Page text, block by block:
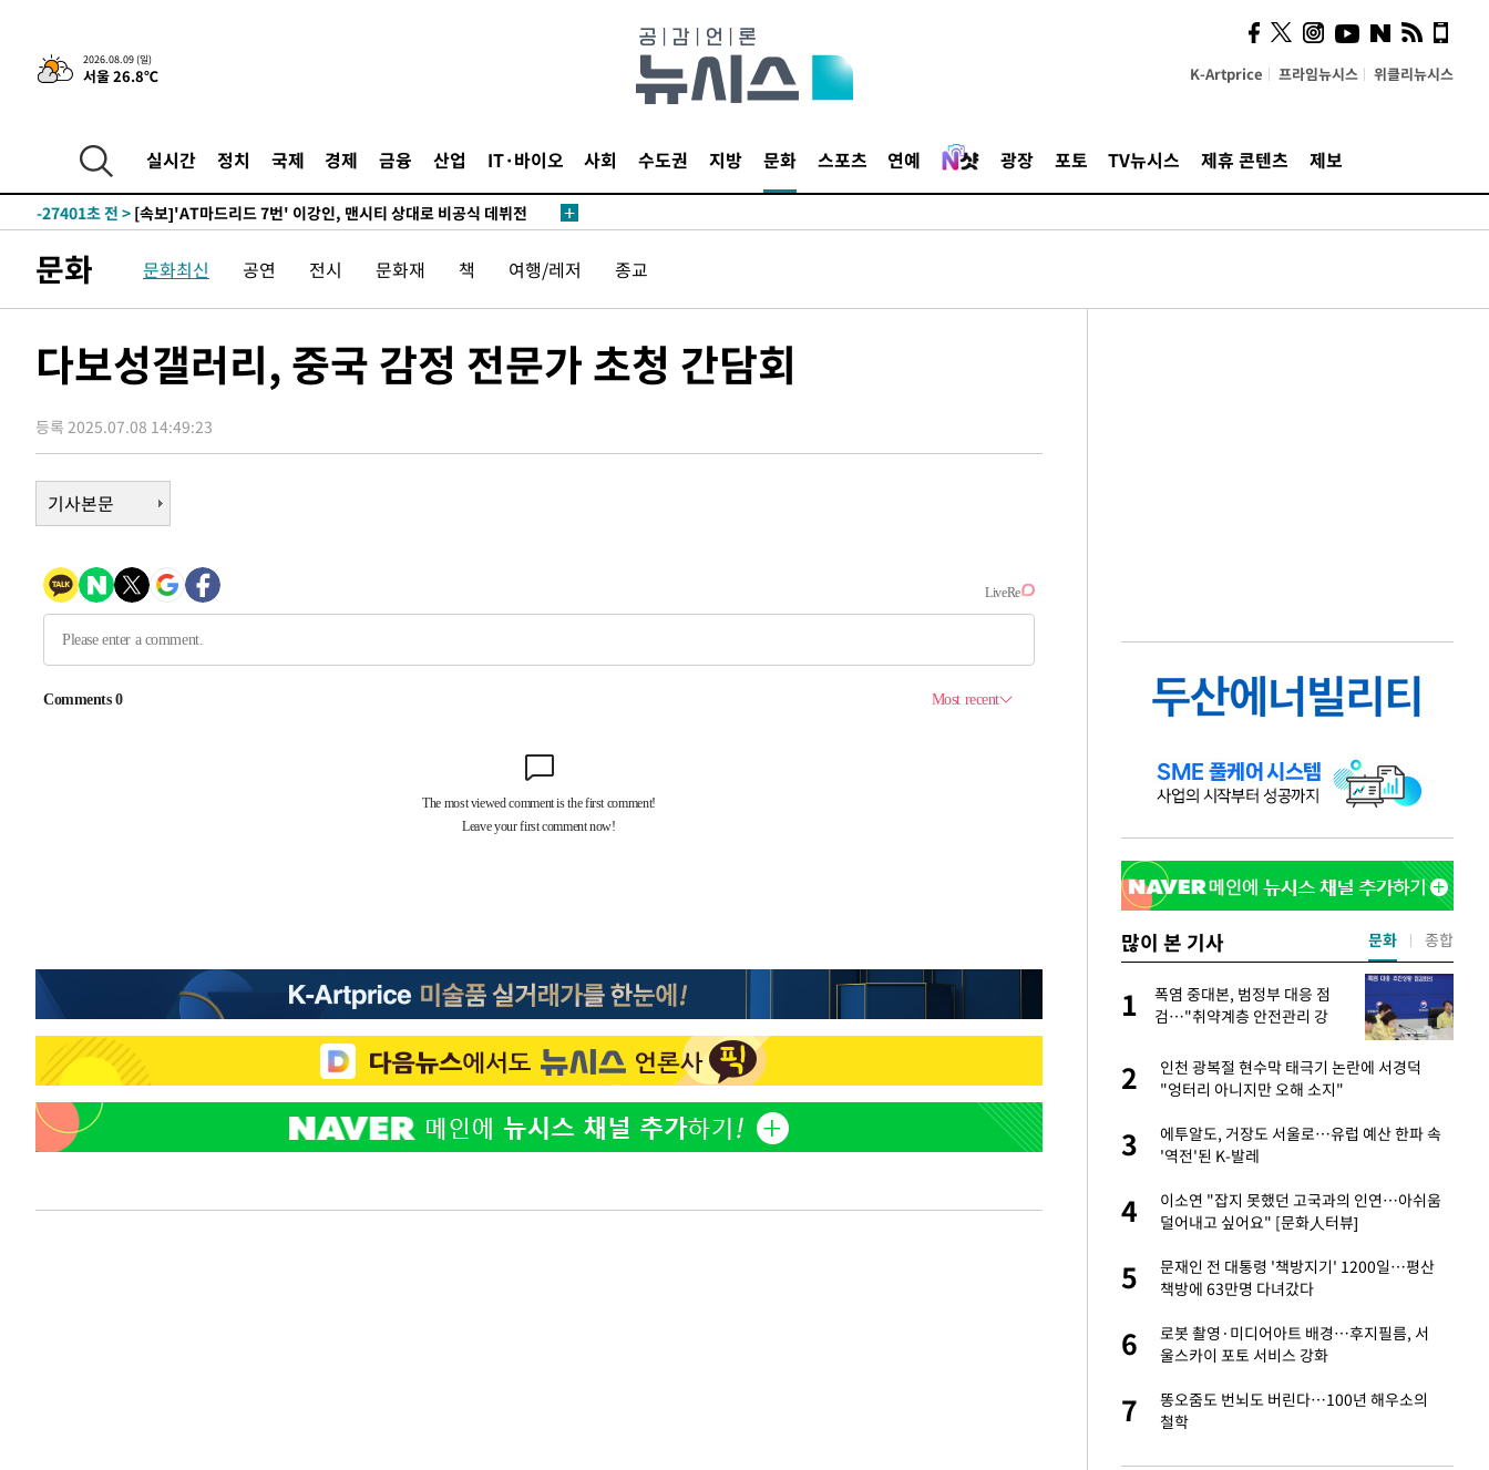
2026.08.09 (일)
서울 26.8℃ K-Artprice 프라임뉴시스 위클리뉴시스
실시간 정치 국제 경제 금융 산업 IT·바이오 사회 수도권 지방 문화 스포츠 연예 광장 포토 TV뉴시스 제휴 콘텐츠 제보
6분 전 >이강인, 오늘 서울서 AT마드리드 입단식…'전례 없는 특급대우'
-30404초 전 >
-27899초 전 >
'AT마드리드 7번' 이강인, 맨시티 상대로 비공식 데뷔전
-27401초 전 >
-25465초 전 > 네타냐후, 트럼프의 가자 평화 2차 15개조 평화안 '거부'
-21057초 전 >
태풍 돌핀, 중 저장성 타이저우시 해안에 상륙 (1보)
-18403초 전 >AT마드리드 데뷔 앞둔 이강인, 맨시티전 선발 대신 '벤치 시작'
44.40%
-16367초 전 >與 강원·TK 당원투표 합산 김민석 46.01%로 승리…정청래
-16014초 전 >[속보]與 당대표 경선, 경북 권리당원 투표 김민석 47.37%·정청래
45.71%
46.35%
-15713초 전 >
[속보]與 당대표 경선, 강원 권리당원 투표 김민석 승리…50.30%
득표
-13631초 전 >"일본축구협회, 대한축구협회 성 접대 의혹 심판 조사"
상
-1638초 전 > "얼마나 더웠으면"…안동 물길공원서 헤엄친 구렁이 '소동'
-1565초 전 >손흥민, 68분 뛰고 2경기 침묵…LAFC, 톨루카에 1-0 승리(종합)
-837초 전 >'2경기 연속 침묵' 손흥민, 톨루카전 68분만 뛰고 슈팅 0개
-30404초 전 >
[속보]'AT마드리드 7번' 이강인, 맨시티 상대로 비공식 데뷔전
네타냐후, 트럼프의 가자 평화 2차 15개조 평화안 '거부'
44.40%
-16367초 전 >
與 강원·TK 당원투표 합산 김민석 46.01%로 승리…정청래
44.53%
-16207초 전 >[속보]與전대 권리당원투표…강원·경북 김민석, 대구 정청래 승리
-16014초 전 >[속보]與 당대표 경선, 경북 권리당원 투표 김민석 47.37%·정청래
45.71%
-15916초 전 >[속보]與 당대표 경선, 대구 권리당원 투표 정청래 47.82%·김민석
46.35%
-15713초 전 >
[속보]與 당대표 경선, 강원 권리당원 투표 김민석 승리…50.30%
-13631초 전 >
"일본축구협회, 대한축구협회 성 접대 의혹 심판 조사"
-1638초 전 >"얼마나 더웠으면"…안동 물길공원서 헤엄친 구렁이 '소동'
문화 문화최신 공연 전시 문화재 책 여행/레저 종교
다보성갤러리, 중국 감정 전문가 초청 간담회
등록 2025.07.08 14:49:23
기사본문
많이 본 기사
한정수 "황정민 선배만 피
해…떳떳하면 신분 공개하라"
2
격…득점포 재가동 도전
3
이강인, 오늘 서울서 AT마드리드 입단
식…'전례 없는 특급대우'
4
1
폭염 중대본, 범정부 대응 점
검…"취약계층 안전관리 강
2
인천 광복절 현수막 태극기 논란에 서경덕
"엉터리 아니지만 오해 소지"
3
에투알도, 거장도 서울로…유럽 예산 한파 속
'역전'된 K-발레
4
이소연 "잡지 못했던 고국과의 인연…아쉬움
덜어내고 싶어요" [문화人터뷰]
5
문재인 전 대통령 '책방지기' 1200일…평산
책방에 63만명 다녀갔다
6
로봇 촬영·미디어아트 배경…후지필름, 서
울스카이 포토 서비스 강화
7
똥오줌도 번뇌도 버린다…100년 해우소의
철학
문화 종합